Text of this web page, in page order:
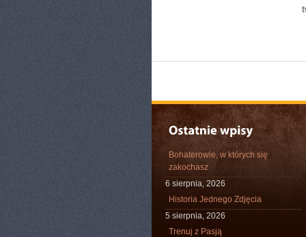
Bohaterowie, w których się
zakochasz
6 sierpnia, 2026
Historia Jednego Zdjęcia
5 sierpnia, 2026
Trenuj z Pasją